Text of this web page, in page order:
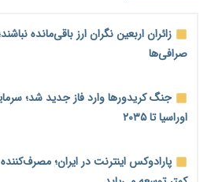
زائران اربعین نگران ارز باقی‌مانده
صرافی‌ها
اوراسیا تا ۲۰۳۵
پارادوکس اینترنت در ایران؛